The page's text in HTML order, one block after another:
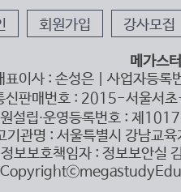
회원가입 강사모집
메가스
표이사 : 손성은 | 사업자등
신판매번호 : 2015-서울서
설립∙운영등록번호 : 제
기관명 : 서울특별시 강남교
보보호책임자 : 정보보안실